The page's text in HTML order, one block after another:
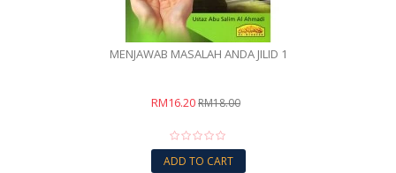
MENJAWAB MASALAH ANDA JILID 1
RM16.20RM18.00
ADD TO CART